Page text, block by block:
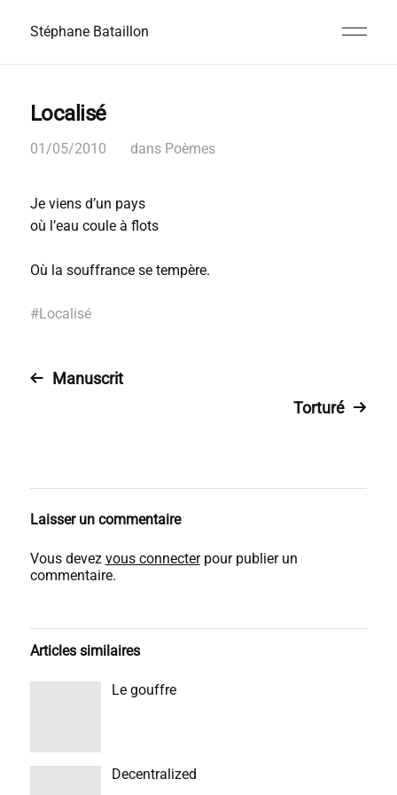
Stéphane Bataillon
Localisé
01/05/2010 dans Poèmes
Je viens d’un pays
où l’eau coule à flots
Où la souffrance se tempère.
#Localisé
Manuscrit
Torturé
Laisser un commentaire
Vous devez vous connecterpour publier un
commentaire.
Articles similaires
Le gouffre
Decentralized